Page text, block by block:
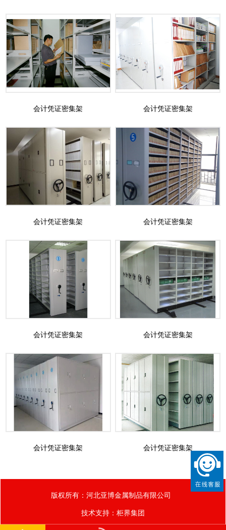
会计凭证密集架 会计凭证密集架
会计凭证密集架 会计凭证密集架
会计凭证密集架 会计凭证密集架
会计凭证密集架 会计凭证密集架
版权所有：河北亚博金属制品有限公司
技术支持： 柜界集团